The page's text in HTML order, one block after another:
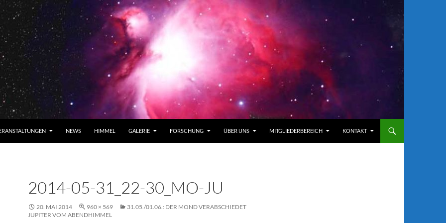
NEWS HIMMEL GALERIE FORSCHUNG ÜBER UNS MITGLIEDERBEREICH KONTAKT
2014-05-31_22-30_MO-JU
20. MAI 2014 960 × 569
31.05./01.06.: DER MOND VERABSCHIEDET
JUPITER VOM ABENDHIMMEL